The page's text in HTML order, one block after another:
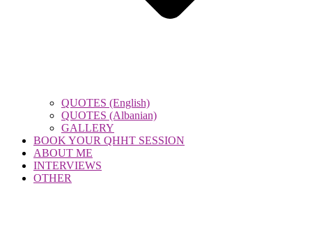
QUOTES (English)
QUOTES (Albanian)
GALLERY
BOOK YOUR QHHT SESSION
ABOUT ME
INTERVIEWS
OTHER